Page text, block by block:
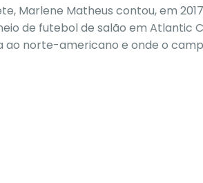
Marlene Matheus contou, em
de futebol de salão em Atlantic
ao norte-americano e onde o